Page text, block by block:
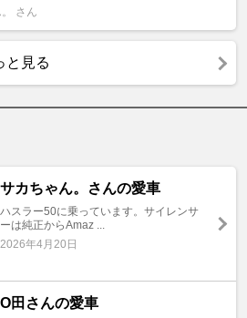
さん
と見る
サカちゃん。さんの愛車
ハスラー50に乗っています。サイレンサ
ーは純正からAmaz ...
2026年4月20日
O田さんの愛車